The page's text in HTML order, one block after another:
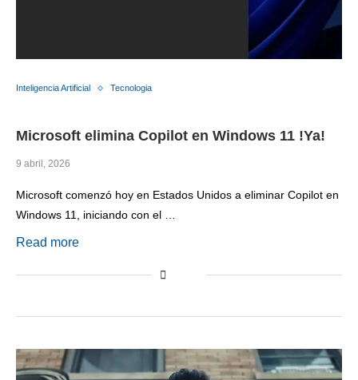
Inteligencia Artificial Tecnologia
Microsoft elimina Copilot en Windows 11 !Ya!
9 abril, 2026
Microsoft comenzó hoy en Estados Unidos a eliminar Copilot en
Windows 11, iniciando con el …
Read more